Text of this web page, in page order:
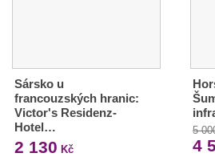
Sársko u
francouzských hranic:
Victor's Residenz-
Hotel…
2 130 Kč
5
4